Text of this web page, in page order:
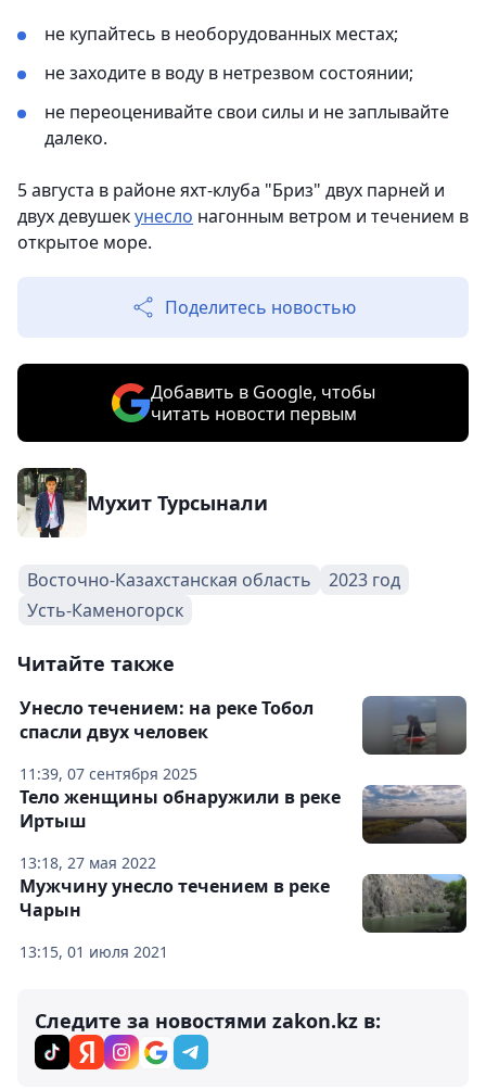
не купайтесь в необорудованных местах;
не заходите в воду в нетрезвом состоянии;
не переоценивайте свои силы и не заплывайте
далеко.
5 августа в районе яхт-клуба "Бриз" двух парней и
двух девушекунесло нагонным ветром и течением в
открытое море.
Поделитесь новостью
Добавить в Google, чтобы
читать новости первым
Мухит Турсынали
Восточно-Казахстанская область
2023 год
Усть-Каменогорск
Читайте также
11:39, 07 сентября 2025
Унесло течением: на реке Тобол
спасли двух человек
13:18, 27 мая 2022
Тело женщины обнаружили в реке
Иртыш
13:15, 01 июля 2021
Мужчину унесло течением в реке
Чарын
Следите за новостями zakon.kz в: